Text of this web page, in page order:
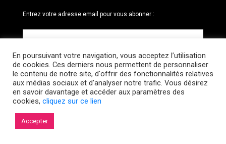
Entrez votre adresse email pour vous abonner :
© 2026 Le BLOCK · CCNR. Tous droits réservés.
En poursuivant votre navigation, vous acceptez l’utilisation
de cookies. Ces derniers nous permettent de personnaliser
le contenu de notre site, d'offrir des fonctionnalités relatives
aux médias sociaux et d'analyser notre trafic. Vous désirez
en savoir davantage et accéder aux paramètres des
cookies, cliquez sur ce lien
Accepter